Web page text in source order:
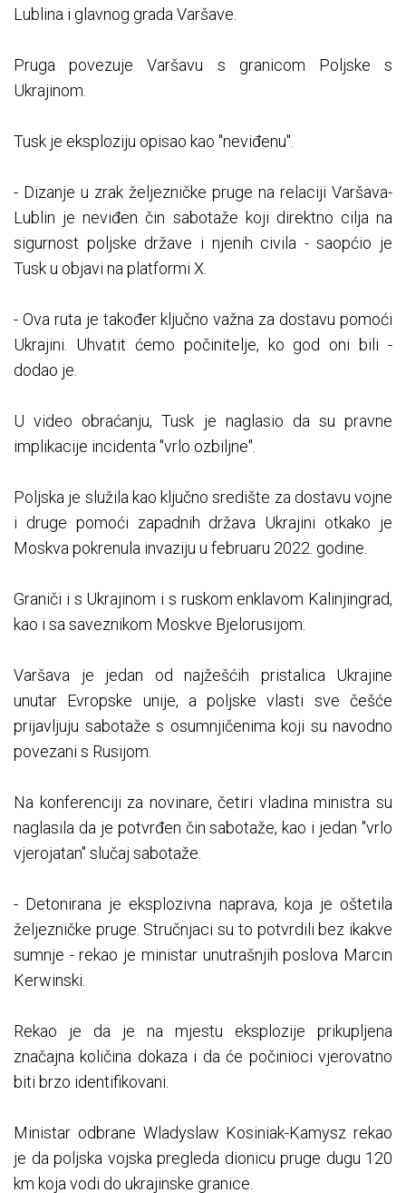
Lublina i glavnog grada Varšave.
Pruga povezuje Varšavu s granicom Poljske s
Ukrajinom.
Tusk je eksploziju opisao kao "neviđenu".
- Dizanje u zrak željezničke pruge na relaciji Varšava-
Lublin je neviđen čin sabotaže koji direktno cilja na
sigurnost poljske države i njenih civila - saopćio je
Tusk u objavi na platformi X.
- Ova ruta je također ključno važna za dostavu pomoći
Ukrajini. Uhvatit ćemo počinitelje, ko god oni bili -
dodao je.
U video obraćanju, Tusk je naglasio da su pravne
implikacije incidenta "vrlo ozbiljne".
Poljska je služila kao ključno središte za dostavu vojne
i druge pomoći zapadnih država Ukrajini otkako je
Moskva pokrenula invaziju u februaru 2022. godine.
Graniči i s Ukrajinom i s ruskom enklavom Kalinjingrad,
kao i sa saveznikom Moskve Bjelorusijom.
Varšava je jedan od najžešćih pristalica Ukrajine
unutar Evropske unije, a poljske vlasti sve češće
prijavljuju sabotaže s osumnjičenima koji su navodno
povezani s Rusijom.
Na konferenciji za novinare, četiri vladina ministra su
naglasila da je potvrđen čin sabotaže, kao i jedan "vrlo
vjerojatan" slučaj sabotaže.
- Detonirana je eksplozivna naprava, koja je oštetila
željezničke pruge. Stručnjaci su to potvrdili bez ikakve
sumnje - rekao je ministar unutrašnjih poslova Marcin
Kerwinski.
Rekao je da je na mjestu eksplozije prikupljena
značajna količina dokaza i da će počinioci vjerovatno
biti brzo identifikovani.
Ministar odbrane Wladyslaw Kosiniak-Kamysz rekao
je da poljska vojska pregleda dionicu pruge dugu 120
km koja vodi do ukrajinske granice.